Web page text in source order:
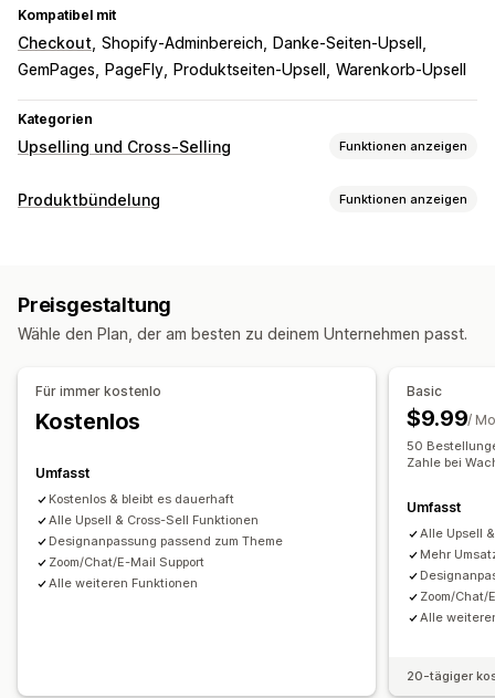
Kompatibel mit
Checkout Shopify-Adminbereich
Danke-Seiten-Upsell
GemPages
PageFly Produktseiten-Upsell Warenkorb-Upsell
Kategorien
Upselling und Cross-Selling Funktionen anzeigen
Anpassung
Fixierter Warenkorb
Benutzerdefinierte CSS Benutzerdefiniertes HTML
Mehrere Sprachen
Kostenlose Geschenke
Produkt-Add-ons Produktempfehlungen
Häufig zusammen gekauft Bundles
Mengenstaffelungen
Mengenrabatte KI-Empfehlungen
Priorisierte Auftragsabwicklung
Produktbündelung Funktionen anzeigen
Varianten-Bundles
Bundles mit unendlich vielen Möglichkeiten
Cross-Selling-Bundles
Ähnliche Produkte
Physische Produkte
Die Preise kannst du festlegen
Feste Preisgestaltung Mengenstaffelungen
Mengenrabatte Pauschalrabatte Warenkorbrabatte
Kostenloser Versand BOGO
Preisgestaltung
Wähle den Plan, der am besten zu deinem Unternehmen passt.
Für immer kostenlo
Kostenlos
Umfasst
Kostenlos & bleibt es dauerhaft
Alle Upsell & Cross-Sell Funktionen
Designanpassung passend zum Theme
Zoom/Chat/E-Mail Support
Alle weiteren Funktionen
Basic
$9.99/
50
Zahle bei
Umfasst
Alle Upsell
Mehr
Zoom/Chat/
Alle
20-tägiger